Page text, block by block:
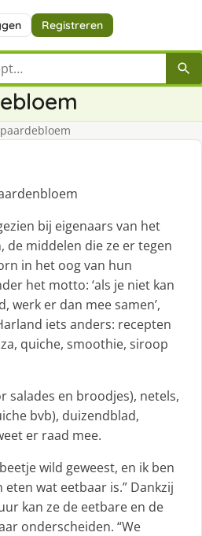
Registreren
bij eigenaars van het
de middelen die ze er tegen
in het oog van hun
het motto: ‘als je niet kan
werk er dan mee samen’,
iets anders: recepten
quiche, smoothie, siroop
salades en broodjes), netels,
bvb), duizendblad,
er raad mee.
wild geweest, en ik ben
wat eetbaar is.” Dankzij
kan ze de eetbare en de
onderscheiden. “We